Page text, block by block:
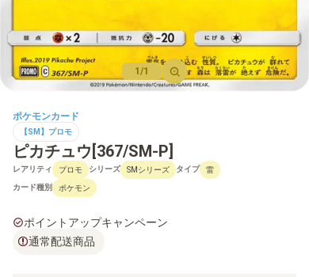
【SV】構築デッキ
【SV】その他商品
【S】拡張パック
【S】ハイクラスパックなど
1/1
ポケモンカード
【SM】プロモ
ピカチュウ[367/SM-P]
レアリティ プロモ シリーズ SMシリーズ タイプ 雷
カード種別 ポケモン
ポイントアップキャンペーン
通常配送商品